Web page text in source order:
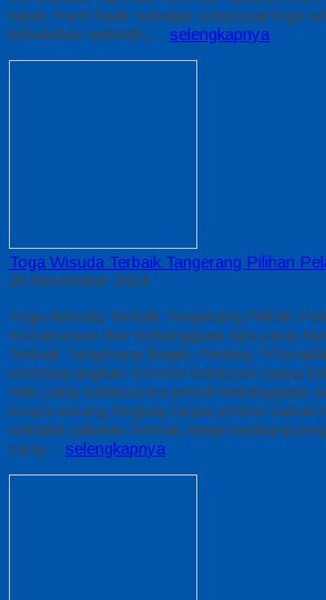
tepat. Kami hadir sebagai solusi jual toga
kebutuhan sekolah,… selengkapnya
Toga Wisuda Terbaik Tangerang Pilihan
26 November 2024
Toga Wisuda Terbaik Tangerang Pilihan
Kesuksesan dan Kebanggaan Apa yang
Terbaik Tangerang Begitu Penting
membayangkan momen kelulusan tanpa
Hari yang seharusnya penuh kebanggaan
terasa kurang lengkap tanpa simbol sakral
sekadar pakaian formal, tetapi lambang
yang… selengkapnya